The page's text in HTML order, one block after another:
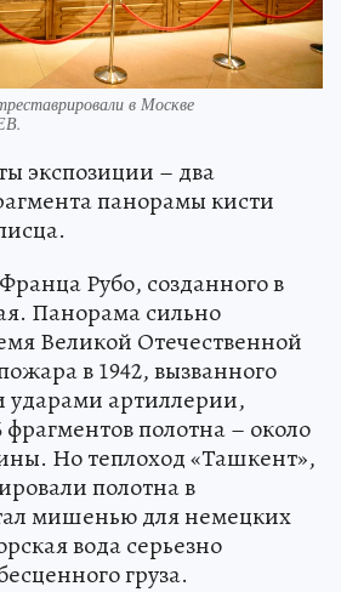
в Москве
экспозиции – два
панорамы кисти
Рубо, созданного в
Панорама сильно
Великой Отечественной
в 1942, вызванного
ударами артиллерии,
фрагментов полотна – около
Но теплоход «Ташкент»,
полотна в
мишенью для немецких
вода серьезно
груза.